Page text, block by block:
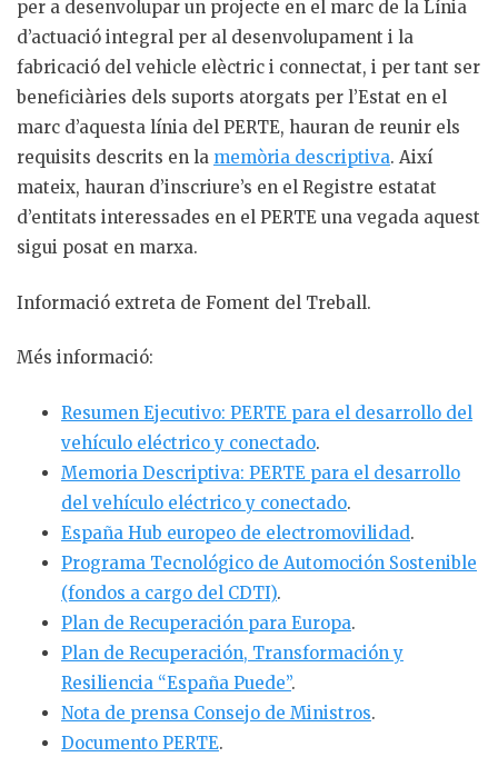
per a desenvolupar un projecte en el marc de la Línia
d’actuació integral per al desenvolupament i la
fabricació del vehicle elèctric i connectat, i per tant ser
beneficiàries dels suports atorgats per l’Estat en el
marc d’aquesta línia del PERTE, hauran de reunir els
requisits descrits en la memòria descriptiva. Així
mateix, hauran d’inscriure’s en el Registre estatat
d’entitats interessades en el PERTE una vegada aquest
sigui posat en marxa.
Informació extreta de Foment del Treball.
Més informació:
Resumen Ejecutivo: PERTE para el desarrollo del
vehículo eléctrico y conectado.
Memoria Descriptiva: PERTE para el desarrollo
del vehículo eléctrico y conectado.
España Hub europeo de electromovilidad.
Programa Tecnológico de Automoción Sostenible
(fondos a cargo del CDTI).
Plan de Recuperación para Europa.
Plan de Recuperación, Transformación y
Resiliencia “España Puede”.
Nota de prensa Consejo de Ministros.
Documento PERTE.